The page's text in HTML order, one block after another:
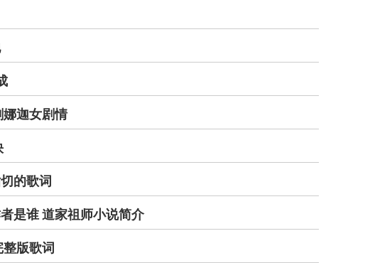
迦女剧情
的歌词
是谁 道家祖师小说简介
版歌词